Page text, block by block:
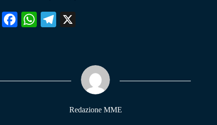
Fa W
pp
Te
m
Redazione MME